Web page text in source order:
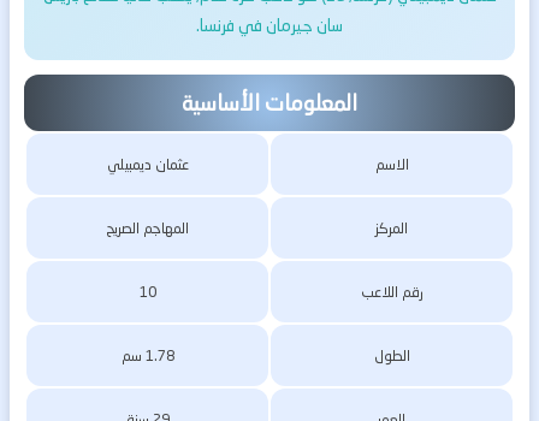
سان جيرمان في فرنسا.
المعلومات الأساسية
الاسم عثمان ديمبيلي
المركز المهاجم الصريح
رقم اللاعب 10
الطول 1.78 سم